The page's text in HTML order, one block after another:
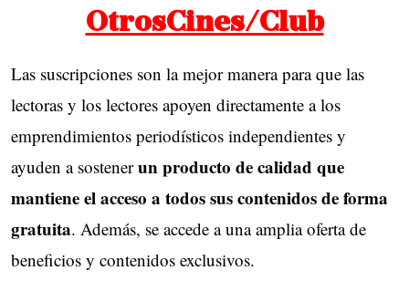
OtrosCines/Club
Las suscripciones son la mejor manera para que las
lectoras y los lectores apoyen directamente a los
emprendimientos periodísticos independientes y
ayuden a sostenerun producto de calidad que
mantiene el acceso a todos sus contenidos de forma
gratuita. Además, se accede a una amplia oferta de
beneficios y contenidos exclusivos.